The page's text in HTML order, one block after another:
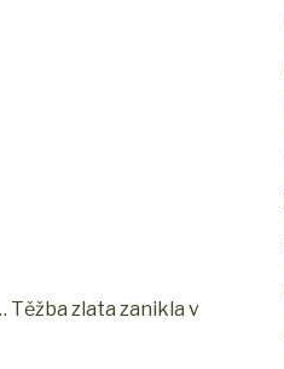
Těžba zlata zanikla v